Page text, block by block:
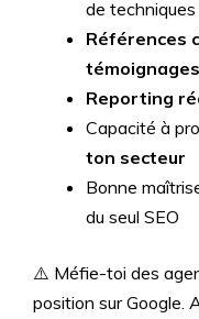
de
Références
témoignages
Reporting
Capacité à
ton secteur
Bonne
du seul SEO
⚠️ Méfie-toi des
position sur Google.